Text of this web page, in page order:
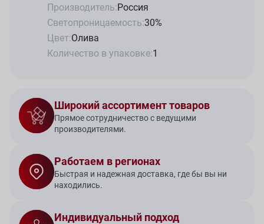
Производитель:Россия
Светопроницаемость:30%
Цвет:Олива
Количество в упаковке:1
Широкий ассортимент товаров
Прямое сотрудничество с ведущими
производителями.
Работаем в регионах
Быстрая и надежная доставка, где бы вы ни
находились.
Индивидуальный подход